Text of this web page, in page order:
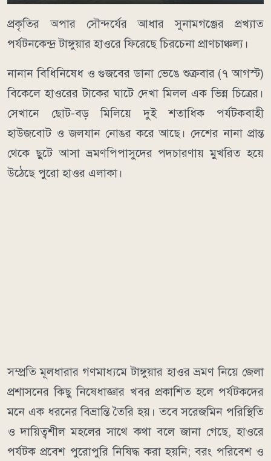
​প্রকৃতির অপার সৌন্দর্যের আধার সুনামগঞ্জের প্রখ্যাত
পর্যটনকেন্দ্র টাঙ্গুয়ার হাওরে ফিরেছে চিরচেনা প্রাণচাঞ্চল্য।
নানান বিধিনিষেধ ও গুজবের ডানা ভেঙে শুক্রবার (৭ আগস্ট)
বিকেলে হাওরের টাকের ঘাটে দেখা মিলল এক ভিন্ন চিত্রের।
সেখানে ছোট-বড় মিলিয়ে দুই শতাধিক পর্যটকবাহী
হাউজবোট ও জলযান নোঙর করে আছে। দেশের নানা প্রান্ত
থেকে ছুটে আসা ভ্রমণপিপাসুদের পদচারণায় মুখরিত হয়ে
উঠেছে পুরো হাওর এলাকা।
​সম্প্রতি মূলধারার গণমাধ্যমে টাঙ্গুয়ার হাওর ভ্রমণ নিয়ে জেলা
প্রশাসনের কিছু নিষেধাজ্ঞার খবর প্রকাশিত হলে পর্যটকদের
মনে এক ধরনের বিভ্রান্তি তৈরি হয়। তবে সরেজমিন পরিস্থিতি
ও দায়িত্বশীল মহলের সাথে কথা বলে জানা গেছে, হাওরে
পর্যটক প্রবেশ পুরোপুরি নিষিদ্ধ করা হয়নি; বরং পরিবেশ ও